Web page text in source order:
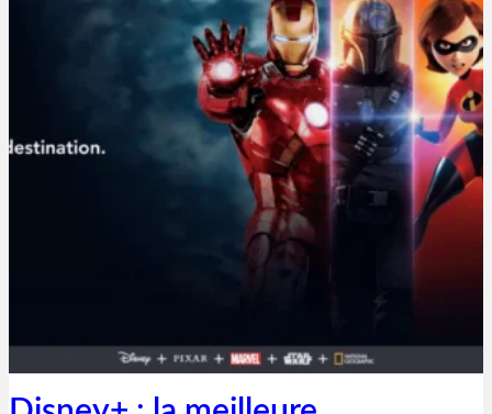
9 juin 2020